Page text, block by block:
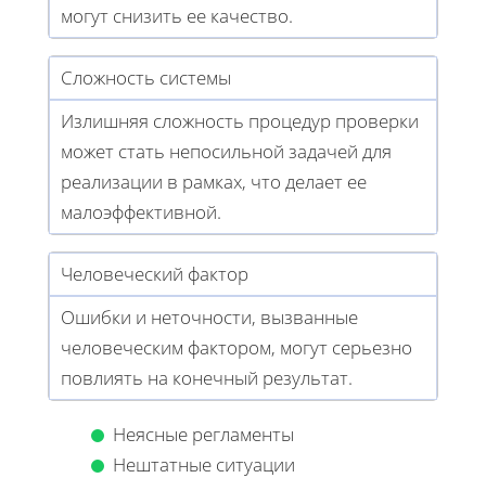
могут снизить ее качество.
Сложность системы
Излишняя сложность процедур проверки
может стать непосильной задачей для
реализации в рамках, что делает ее
малоэффективной.
Человеческий фактор
Ошибки и неточности, вызванные
человеческим фактором, могут серьезно
повлиять на конечный результат.
Неясные регламенты
Нештатные ситуации